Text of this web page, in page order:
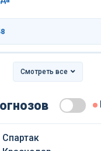
Смотреть все
Спартак